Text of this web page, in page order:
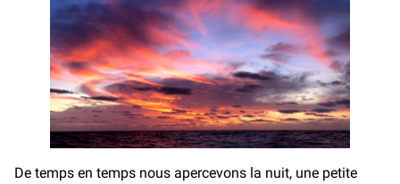
De temps en temps nous apercevons la nuit, une petite